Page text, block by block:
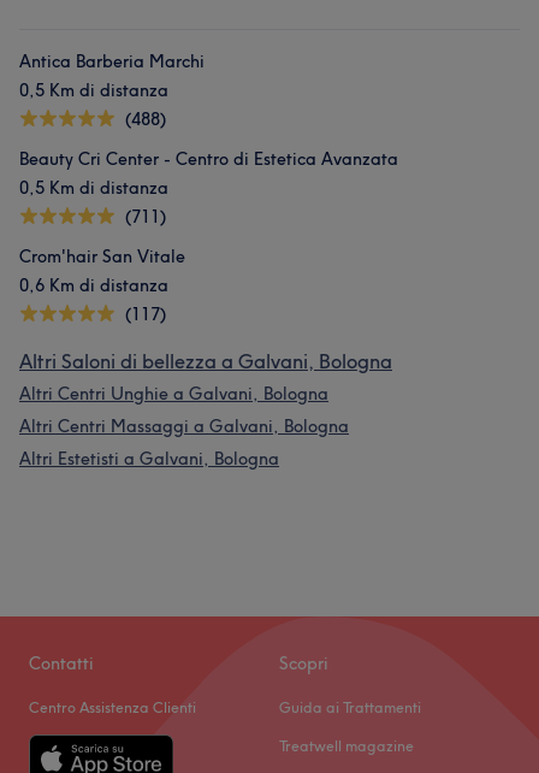
Antica Barberia Marchi
0,5 Km di distanza
(488)
Beauty Cri Center - Centro di Estetica Avanzata
0,5 Km di distanza
(711)
Crom'hair San Vitale
0,6 Km di distanza
(117)
Altri Saloni di bellezza a Galvani, Bologna
Altri Centri Unghie a Galvani, Bologna
Altri Centri Massaggi a Galvani, Bologna
Altri Estetisti a Galvani, Bologna
Contatti
Centro Assistenza Clienti
Scopri
Guida ai Trattamenti
Treatwell magazine